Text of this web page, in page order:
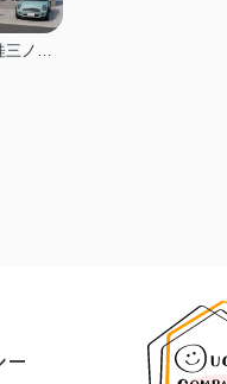
京都市西京区上桂三ノ宮町
ー